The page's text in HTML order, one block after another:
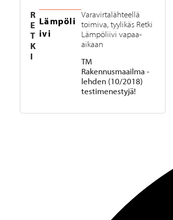
R
E
T
K
I
Lämpöli
ivi
Varavirtalähteellä
toimiva, tyylikäs Retki
Lämpöliivi vapaa-
aikaan
TM
Rakennusmaailma -
lehden (10/2018)
testimenestyjä!